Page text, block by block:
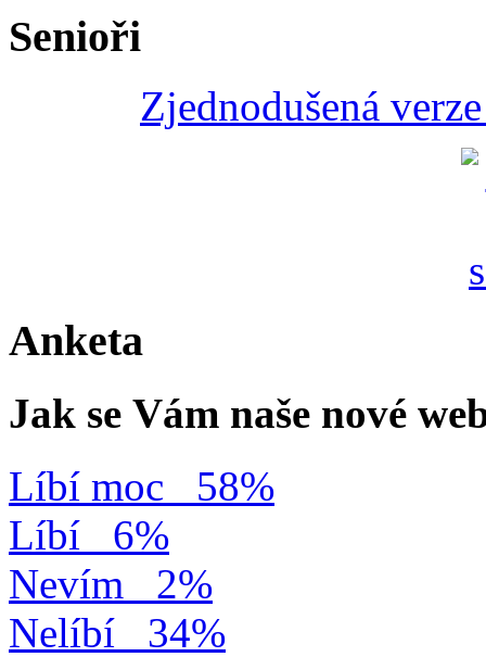
Senioři
Zjednodušená
Anketa
Jak se Vám naše nové
Líbí moc
58%
Líbí
6%
Nevím
2%
Nelíbí
34%